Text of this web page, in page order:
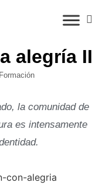
alegría II
Formación
la comunidad de
es intensamente